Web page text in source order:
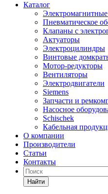
Каталог
Пневматическое
Клапаны с
Актуаторы
Электроцилиндры
Винтовые
Мотор-редукторы
Вентиляторы
Электродвигатели
Siemens
Запчасти и
Насосное
Schischek
Кабельная
О компании
Производители
Статьи
Контакты
Найти